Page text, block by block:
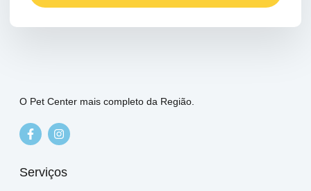
O Pet Center mais completo da Região.
Serviços